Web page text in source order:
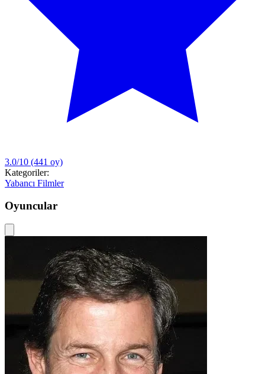
3.0/10 (441 oy)
Kategoriler:
Yabancı Filmler
Oyuncular